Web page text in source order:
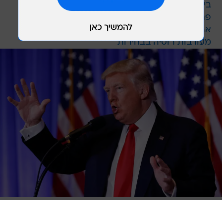
בייג'ינג משיבה לטראמפ: "עיקרון 'סין האחת' לא
פתוח למשא ומתן"
ארה"ב: ועדת המודיעין של הסנאט תחקור את
מעורבות רוסיה בבחירות